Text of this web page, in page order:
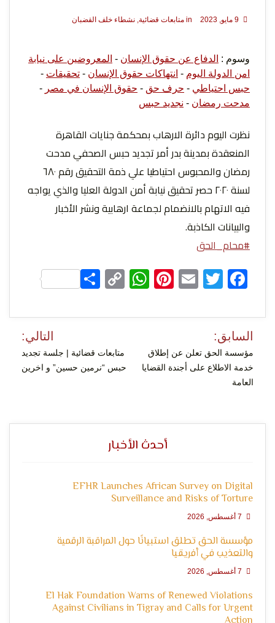
لحرية
الرأي
التعبير
وحقوق
in متابعات قضائية, نشطاء خلف القضبان
وسوم : الدفاع عن حقوق الإنسان - المعروضين على نيابة
امن الدولة اليوم - انتهاكات حقوق الإنسان - تحقيقات -
حبس احتياطي - حرف حق - حقوق الإنسان في مصر -
مدحت رمضان - نجديد حبس
نظرت اليوم دائرة الارهاب بمحكمة جنايات القاهرة
المنعقدة بمدينة بدر أمر تجديد حبس الصحفي مدحت
رمضان والمحبوس احتياطيا علي ذمة التحقيق رقم ٦٨٠
لسنة ٢٠٢٠ حصر تحقيق نيابة أمن الدولة العليا والذي يواجه
فيه الاتهام بالانضمام لجماعة ارهابية ونشر الأخبار
والبيانات الكاذبة.
#محام_الحق
Facebook
Twitter
Email
Pinterest
WhatsApp
Copy
Share
تصفّح
المقالات
السابق:
مؤسسة الحق تعلن عن إطلاق
خدمة الاطلاع على أجندة القضايا
العامة
التالي:
متابعات قضائية | جلسة تجديد
حبس “نرمين حسين” و اخرين
أحدث الأخبار
EFHR Launches African Survey on Digital
Surveillance and Risks of Torture
مؤسسة الحق تطلق استبيانًا حول المراقبة الرقمية
والتعذيب في أفريقيا
El Hak Foundation Warns of Renewed Violations
Against Civilians in Tigray and Calls for Urgent